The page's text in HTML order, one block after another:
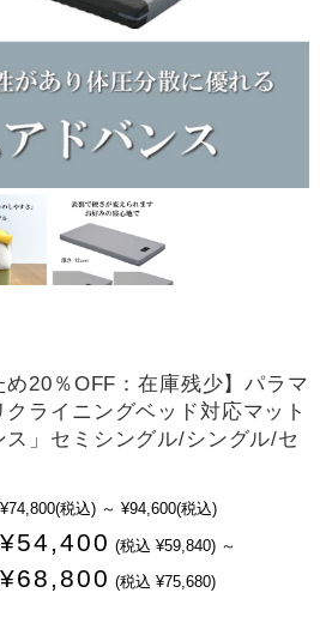
め20％OFF：在庫残少】パラマ
ライニングベッド対応マット
」セミシングル/シングル/セ
¥74,800(税込) ～ ¥94,600(税込)
¥54,400 (税込 ¥59,840) ～
¥68,800 (税込 ¥75,680)